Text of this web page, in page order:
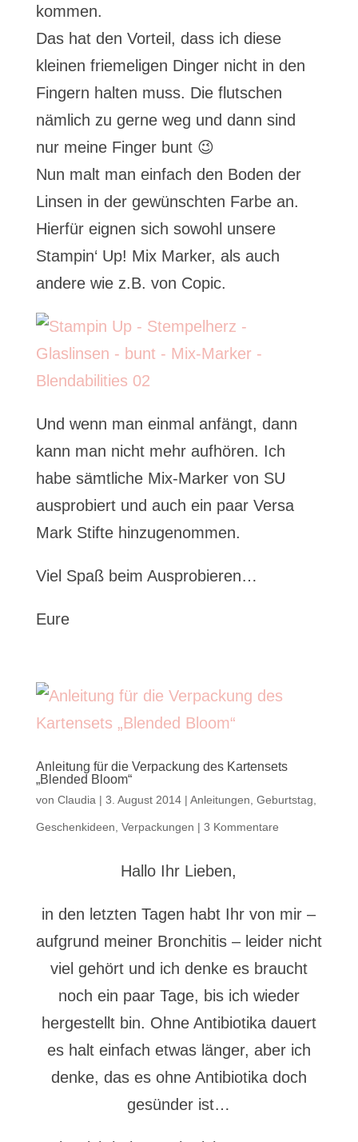
kommen.
Das hat den Vorteil, dass ich diese
kleinen friemeligen Dinger nicht in den
Fingern halten muss. Die flutschen
nämlich zu gerne weg und dann sind
nur meine Finger bunt 😉
Nun malt man einfach den Boden der
Linsen in der gewünschten Farbe an.
Hierfür eignen sich sowohl unsere
Stampin‘ Up! Mix Marker, als auch
andere wie z.B. von Copic.
Und wenn man einmal anfängt, dann
kann man nicht mehr aufhören. Ich
habe sämtliche Mix-Marker von SU
ausprobiert und auch ein paar Versa
Mark Stifte hinzugenommen.
Viel Spaß beim Ausprobieren…
Eure
Anleitung für die Verpackung des Kartensets
„Blended Bloom“
von Claudia | 3. August 2014| Anleitungen Geburtstag
Geschenkideen Verpackungen | 3 Kommentare
Hallo Ihr Lieben,
in den letzten Tagen habt Ihr von mir –
aufgrund meiner Bronchitis – leider nicht
viel gehört und ich denke es braucht
noch ein paar Tage, bis ich wieder
hergestellt bin. Ohne Antibiotika dauert
es halt einfach etwas länger, aber ich
denke, das es ohne Antibiotika doch
gesünder ist…